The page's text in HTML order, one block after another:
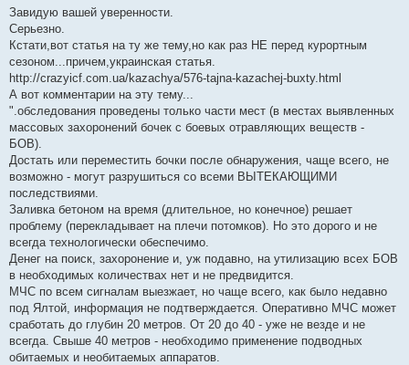
е
Завидую вашей уверенности.
Серьезно.
Кстати,вот статья на ту же тему,но как раз НЕ перед курортным
сезоном...причем,украинская статья.
http://crazyicf.com.ua/kazachya/576-tajna-kazachej-buxty.html
А вот комментарии на эту тему...
".обследования проведены только части мест (в местах выявленных
массовых захоронений бочек с боевых отравляющих веществ -
БОВ).
Достать или переместить бочки после обнаружения, чаще всего, не
возможно - могут разрушиться со всеми ВЫТЕКАЮЩИМИ
последствиями.
Заливка бетоном на время (длительное, но конечное) решает
проблему (перекладывает на плечи потомков). Но это дорого и не
всегда технологически обеспечимо.
Денег на поиск, захоронение и, уж подавно, на утилизацию всех БОВ
в необходимых количествах нет и не предвидится.
МЧС по всем сигналам выезжает, но чаще всего, как было недавно
под Ялтой, информация не подтверждается. Оперативно МЧС может
сработать до глубин 20 метров. От 20 до 40 - уже не везде и не
всегда. Свыше 40 метров - необходимо применение подводных
обитаемых и необитаемых аппаратов.